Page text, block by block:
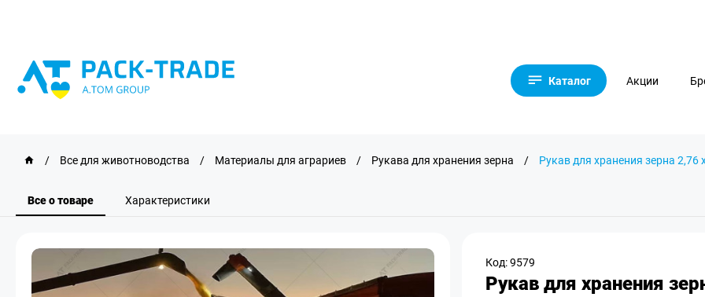
Каталог Акции
/ Все для животноводства / Материалы для аграриев / Рукава для хранения зерна / Рукав для хранения зерна 2,76
Все о товаре Характеристики
Код: 9579
Рукав для хранения